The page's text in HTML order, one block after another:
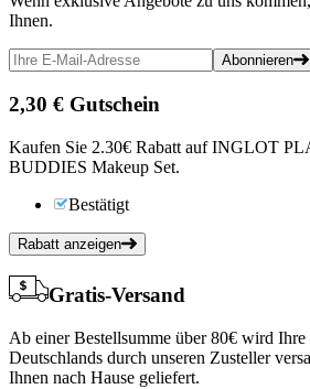
Ihnen.
Abonnieren
2,30 € Gutschein
Kaufen Sie 2.30€ Rabatt auf INGLOT
BUDDIES Makeup Set.
Bestätigt
Rabatt anzeigen
Gratis-Versand
Ab einer Bestellsumme über 80€ wird
Deutschlands durch unseren Zusteller
Ihnen nach Hause geliefert.